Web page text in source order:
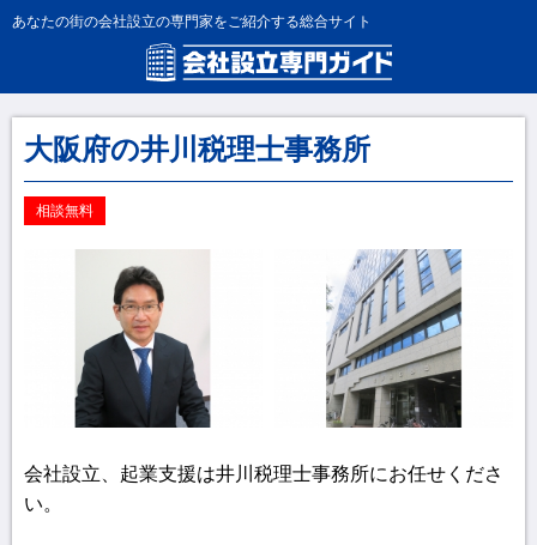
あなたの街の会社設立の専門家をご紹介する総合サイト
大阪府の井川税理士事務所
相談無料
会社設立、起業支援は井川税理士事務所にお任せくださ
い。